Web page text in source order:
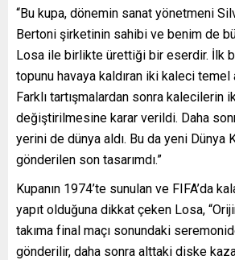
“Bu kupa, dönemin sanat yönetmeni
Bertoni şirketinin sahibi ve benim de
Losa ile birlikte ürettiği bir eserdir. İlk
topunu havaya kaldıran iki kaleci temel
Farklı tartışmalardan sonra kalecilerin
değiştirilmesine karar verildi. Daha
yerini de dünya aldı. Bu da yeni Dünya
gönderilen son tasarımdı.”
Kupanın 1974’te sunulan ve FIFA’da
yapıt olduğuna dikkat çeken Losa,
takıma final maçı sonundaki
gönderilir, daha sonra alttaki diske